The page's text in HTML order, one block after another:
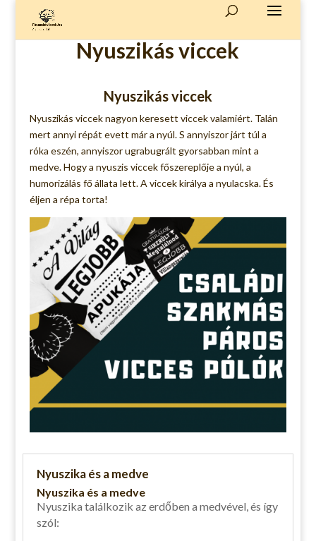
Nyuszikás viccek
Nyuszikás viccek
Nyuszikás viccek nagyon keresett viccek valamiért. Talán
mert annyi répát evett már a nyúl. S annyiszor járt túl a
róka eszén, annyiszor ugrabugrált gyorsabban mint a
medve. Hogy a nyuszis viccek főszereplője a nyúl, a
humorizálás fő állata lett. A viccek királya a nyulacska. És
éljen a répa torta!
Nyuszika és a medve
Nyuszika és a medve
Nyuszika találkozik az erdőben a medvével, és így
szól: